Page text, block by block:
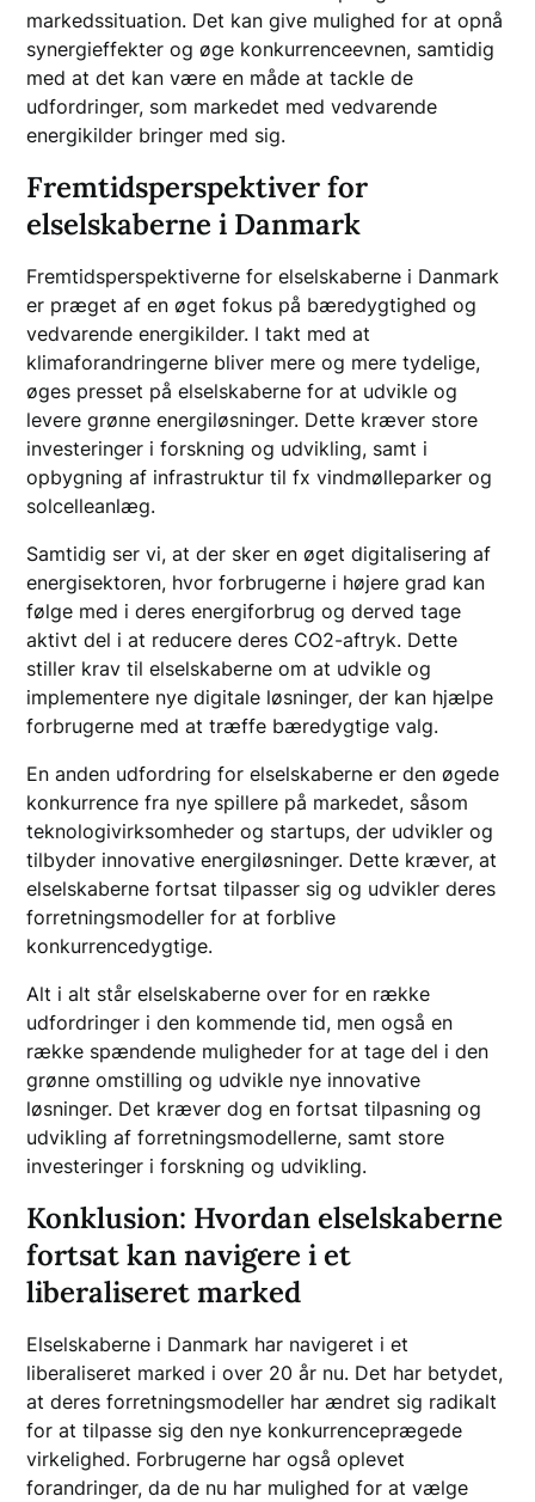
markedssituation. Det kan give mulighed for at opnå
synergieffekter og øge konkurrenceevnen, samtidig
med at det kan være en måde at tackle de
udfordringer, som markedet med vedvarende
energikilder bringer med sig.
Fremtidsperspektiver for
elselskaberne i Danmark
Fremtidsperspektiverne for elselskaberne i Danmark
er præget af en øget fokus på bæredygtighed og
vedvarende energikilder. I takt med at
klimaforandringerne bliver mere og mere tydelige,
øges presset på elselskaberne for at udvikle og
levere grønne energiløsninger. Dette kræver store
investeringer i forskning og udvikling, samt i
opbygning af infrastruktur til fx vindmølleparker og
solcelleanlæg.
Samtidig ser vi, at der sker en øget digitalisering af
energisektoren, hvor forbrugerne i højere grad kan
følge med i deres energiforbrug og derved tage
aktivt del i at reducere deres CO2-aftryk. Dette
stiller krav til elselskaberne om at udvikle og
implementere nye digitale løsninger, der kan hjælpe
forbrugerne med at træffe bæredygtige valg.
En anden udfordring for elselskaberne er den øgede
konkurrence fra nye spillere på markedet, såsom
teknologivirksomheder og startups, der udvikler og
tilbyder innovative energiløsninger. Dette kræver, at
elselskaberne fortsat tilpasser sig og udvikler deres
forretningsmodeller for at forblive
konkurrencedygtige.
Alt i alt står elselskaberne over for en række
udfordringer i den kommende tid, men også en
række spændende muligheder for at tage del i den
grønne omstilling og udvikle nye innovative
løsninger. Det kræver dog en fortsat tilpasning og
udvikling af forretningsmodellerne, samt store
investeringer i forskning og udvikling.
Konklusion: Hvordan elselskaberne
fortsat kan navigere i et
liberaliseret marked
Elselskaberne i Danmark har navigeret i et
liberaliseret marked i over 20 år nu. Det har betydet,
at deres forretningsmodeller har ændret sig radikalt
for at tilpasse sig den nye konkurrenceprægede
virkelighed. Forbrugerne har også oplevet
forandringer, da de nu har mulighed for at vælge